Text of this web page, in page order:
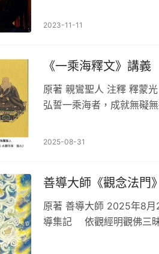
2023-11-11
《一乘海釋文》講義
原著 親鸞聖人 注釋 釋蒙
弘誓一乘海者，成就無礙
2025-08-31
善導大師《觀念法門》
原著 善導大師 2025年8
導集記 依觀經明觀佛三